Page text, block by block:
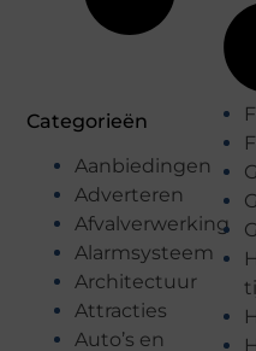
Categorieën
Aanbiedingen
Adverteren
Afvalverwerking
Alarmsysteem
Architectuur
Attracties
Auto’s en